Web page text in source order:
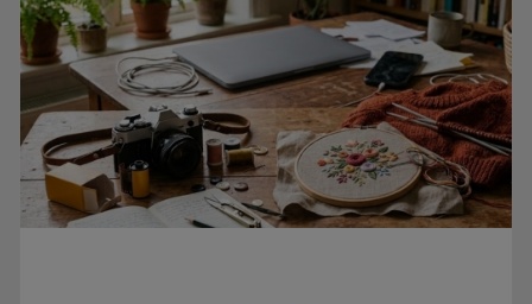
Piesa „Un actor grăbit” a Laurei Stoica – prima în topul
preferinţelor ...